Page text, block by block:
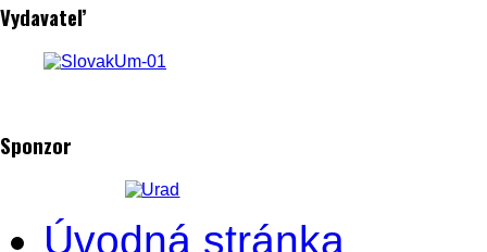
Vydavateľ
Sponzor
Úvodná stránka